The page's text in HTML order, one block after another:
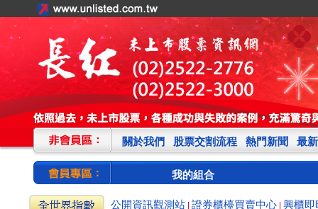
關於我們 股票交割流程 熱門新聞 最
我的組合
公開資訊觀測站 證券櫃檯買賣中心 興櫃即